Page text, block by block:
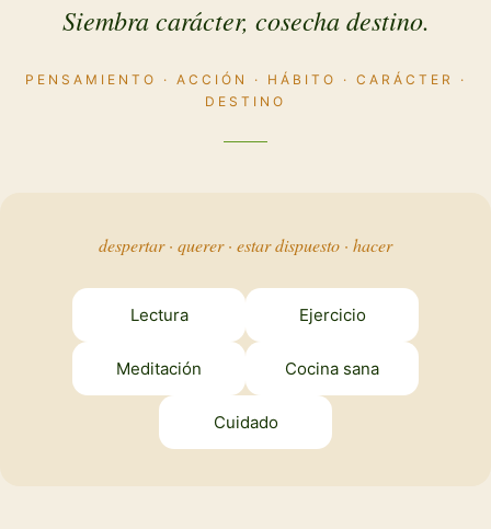
Siembra carácter, cosecha destino.
PENSAMIENTO · ACCIÓN · HÁBITO · CARÁCTER ·
DESTINO
despertar · querer · estar dispuesto · hacer
Lectura Ejercicio
Meditación Cocina sana
Cuidado